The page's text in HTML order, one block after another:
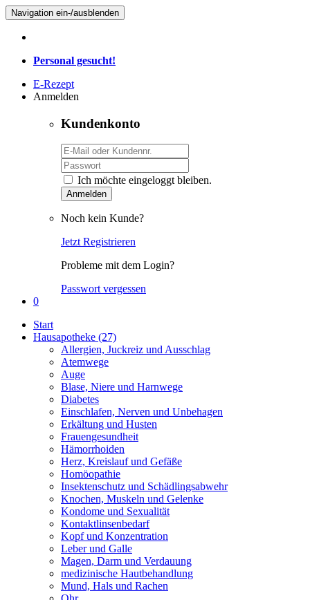
Navigation ein-/ausblenden
Personal gesucht!
E-Rezept
Anmelden
Kundenkonto
Ich möchte eingeloggt bleiben.
Anmelden
Noch kein Kunde?
Jetzt Registrieren
Probleme mit dem Login?
Passwort vergessen
0
Start
Hausapotheke (27)
Allergien, Juckreiz und Ausschlag
Atemwege
Auge
Blase, Niere und Harnwege
Diabetes
Einschlafen, Nerven und Unbehagen
Erkältung und Husten
Frauengesundheit
Hämorrhoiden
Herz, Kreislauf und Gefäße
Homöopathie
Insektenschutz und Schädlingsabwehr
Knochen, Muskeln und Gelenke
Kondome und Sexualität
Kontaktlinsenbedarf
Kopf und Konzentration
Leber und Galle
Magen, Darm und Verdauung
medizinische Hautbehandlung
Mund, Hals und Rachen